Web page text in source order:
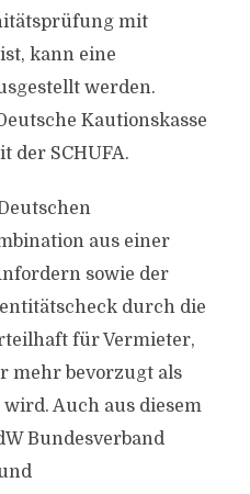
mit
kann eine
werden.
Kautionskasse
der SCHUFA.
aus einer
sowie der
durch die
für Vermieter,
mehr bevorzugt als
Auch aus diesem
Bundesverband